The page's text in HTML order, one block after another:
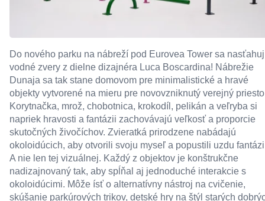
Do nového parku na nábreží pod Eurovea Tower sa
vodné zvery z dielne dizajnéra Luca Boscardina! Nábrežie
Dunaja sa tak stane domovom pre minimalistické a hravé
objekty vytvorené na mieru pre novovzniknutý verejný
Korytnačka, mrož, chobotnica, krokodíl, pelikán a veľryba si
napriek hravosti a fantázii zachovávajú veľkosť a proporcie
skutočných živočíchov. Zvieratká prirodzene nabádajú
okoloidúcich, aby otvorili svoju myseľ a popustili uzdu
A nie len tej vizuálnej. Každý z objektov je konštrukčne
nadizajnovaný tak, aby spĺňal aj jednoduché interakcie s
okoloidúcimi. Môže ísť o alternatívny nástroj na cvičenie,
skúšanie parkúrových trikov, detské hry na štýl starých